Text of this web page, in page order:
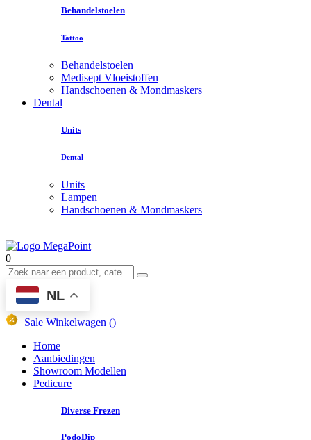
Behandelstoelen
Tattoo
Behandelstoelen
Medisept Vloeistoffen
Handschoenen & Mondmaskers
Dental
Units
Dental
Units
Lampen
Handschoenen & Mondmaskers
0
NL
Sale Winkelwagen ()
Home
Aanbiedingen
Showroom Modellen
Pedicure
Diverse Frezen
PodoDip